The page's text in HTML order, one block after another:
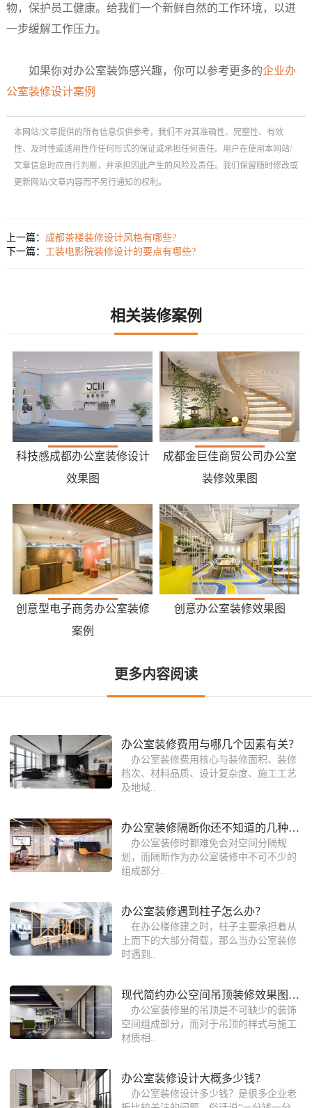
物，保护员工健康。给我们一个新鲜自然的工作环境，以进
一步缓解工作压力。
如果你对办公室装饰感兴趣，你可以参考更多的企业办
公室装修设计案例
本网站/文章提供的所有信息仅供参考，我们不对其准确性、完整性、有效
性、及时性或适用性作任何形式的保证或承担任何责任。用户在使用本网站/
文章信息时应自行判断，并承担因此产生的风险及责任。我们保留随时修改或
更新网站/文章内容而不另行通知的权利。
上一篇： 成都茶楼装修设计风格有哪些?
下一篇： 工装电影院装修设计的要点有哪些?
相关装修案例
科技感成都办公室装修设计
效果图
成都金巨佳商贸公司办公室
装修效果图
创意型电子商务办公室装修
案例
创意办公室装修效果图
更多内容阅读
办公室装修费用与哪几个因素有关？
办公室装修费用核心与装修面积、装修
档次、材料品质、设计复杂度、施工工艺
及地域..
办公室装修隔断你还不知道的几种用法
办公室装修时都难免会对空间分隔规
划，而隔断作为办公室装修中不可不少的
组成部分..
办公室装修遇到柱子怎么办？
在办公楼修建之时，柱子主要承担着从
上而下的大部分荷载，那么当办公室装修
时遇到..
现代简约办公空间吊顶装修效果图欣赏
办公室装修里的吊顶是不可缺少的装饰
空间组成部分，而对于吊顶的样式与施工
材质相..
办公室装修设计大概多少钱？
办公室装修设计多少钱？是很多企业老